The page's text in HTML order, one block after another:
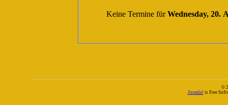
Keine Termine fürWednesday, 20.
©
Joomla! is Free